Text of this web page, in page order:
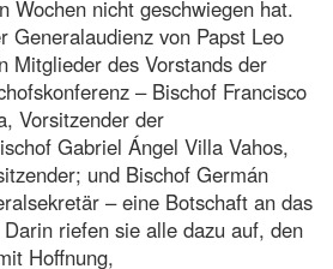
Wochen nicht geschwiegen hat.
Generalaudienz von Papst Leo
Mitglieder des Vorstands der
– Bischof Francisco
Vorsitzender der
Gabriel Ángel Villa Vahos,
und Bischof Germán
– eine Botschaft an das
riefen sie alle dazu auf, den
Hoffnung,